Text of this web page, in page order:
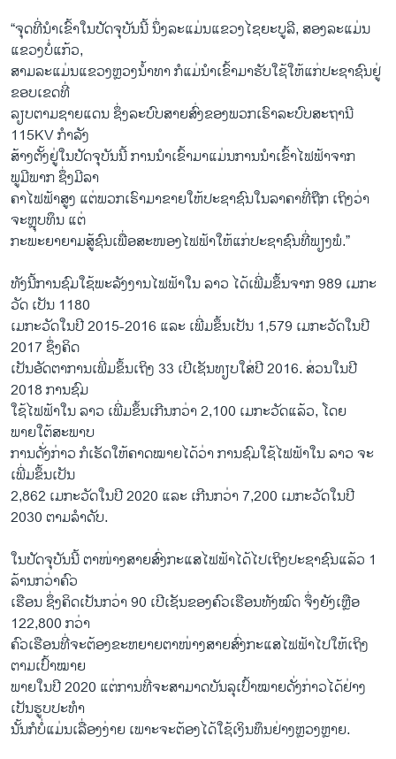
“ຈຸດທີ່ນຳເຂົ້າໃນປັດຈຸບັນນີ້ ນຶ່ງລະແມ່ນແຂວງໄຊຍະບູລີ, ສອງລະແມ່ນ
ແຂວງບໍ່ແກ້ວ,
ສາມລະແມ່ນແຂວງຫຼວງນໍ້າທາ ກໍແມ່ນຳເຂົ້າມາຮັບໃຊ້ໃຫ້ແກ່ປະຊາຊົນຢູ່
ຂອບເຂດທີ່
ລຽບຕາມຊາຍແດນ ຊຶ່ງລະບົບສາຍສົ່ງຂອງພວກເຮົາລະບົບສະຖານີ
115KV ກຳລັງ
ສ້າງຕັ້ງຢູ່ໃນປັດຈຸບັນນີ້ ການນຳເຂົ້າມາແມ່ນການນຳເຂົ້າໄຟຟ້າຈາກ
ພູມີພາກ ຊຶ່ງມີລາ
ຄາໄຟຟ້າສູງ ແຕ່ພວກເຮົາມາຂາຍໃຫ້ປະຊາຊົນໃນລາຄາທີ່ຖືກ ເຖິງວ່າ
ຈະຫຼຸບທຶນ ແຕ່
ກະພະຍາຍາມສູ້ຊົນເພື່ອສະໜອງໄຟຟ້າໃຫ້ແກ່ປະຊາຊົນທີ່ພຽງພໍ.”
ທັງນີ້ການຊົມໃຊ້ພະລັງງານໄຟຟ້າໃນ ລາວ ໄດ້ເພີ່ມຂຶ້ນຈາກ 989 ເມກະ
ວັດ ເປັນ 1180
ເມກະວັດໃນປີ 2015-2016 ແລະ ເພີ່ມຂຶ້ນເປັນ 1,579 ເມກະວັດໃນປີ
2017 ຊຶ່ງຄິດ
ເປັນອັດຕາການເພີ່ມຂຶ້ນເຖິງ 33 ເປີເຊັນທຽບໃສ່ປີ 2016. ສ່ວນໃນປີ
2018 ການຊົມ
ໃຊ້ໄຟຟ້າໃນ ລາວ ເພີ່ມຂຶ້ນເກີນກວ່າ 2,100 ເມກະວັດແລ້ວ, ໂດຍ
ພາຍໃຕ້ສະພາບ
ການດັ່ງກ່າວ ກໍເຮັດໃຫ້ຄາດໝາຍໄດ້ວ່າ ການຊົມໃຊ້ໄຟຟ້າໃນ ລາວ ຈະ
ເພີ່ມຂຶ້ນເປັນ
2,862 ເມກະວັດໃນປີ 2020 ແລະ ເກີນກວ່າ 7,200 ເມກະວັດໃນປີ
2030 ຕາມລຳດັບ.
ໃນປັດຈຸບັນນີ້ ຕາໜ່າງສາຍສົ່ງກະແສໄຟຟ້າໄດ້ໄປເຖິງປະຊາຊົນແລ້ວ 1
ລ້ານກວ່າຄົວ
ເຮືອນ ຊຶ່ງຄິດເປັນກວ່າ 90 ເປີເຊັນຂອງຄົວເຮືອນທັງໝົດ ຈຶ່ງຍັງເຫຼືອ
122,800 ກວ່າ
ຄົວເຮືອນທີ່ຈະຕ້ອງຂະຫຍາຍຕາໜ່າງສາຍສົ່ງກະແສໄຟຟ້າໄປໃຫ້ເຖິງ
ຕາມເປົ້າໝາຍ
ພາຍໃນປີ 2020 ແຕ່ການທີ່ຈະສາມາດບັນລຸເປົ້າໝາຍດັ່ງກ່າວໄດ້ຢ່າງ
ເປັນຮູບປະທຳ
ນັ້ນກໍບໍ່ແມ່ນເລື່ອງງ່າຍ ເພາະຈະຕ້ອງໄດ້ໃຊ້ເງິນທຶນຢ່າງຫຼວງຫຼາຍ.